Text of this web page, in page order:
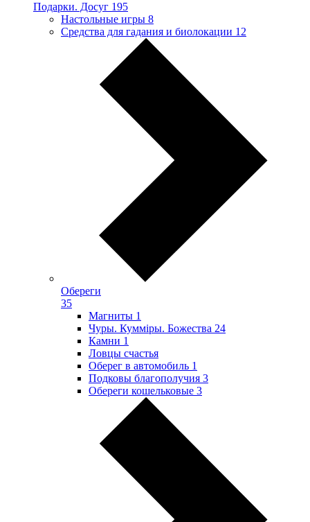
Подарки. Досуг 195
Настольные игры 8
Средства для гадания и биолокации 12
Обереги
35
Магниты 1
Чуры. Куммiры. Божества 24
Камни 1
Ловцы счастья
Оберег в автомобиль 1
Подковы благополучия 3
Обереги кошельковые 3